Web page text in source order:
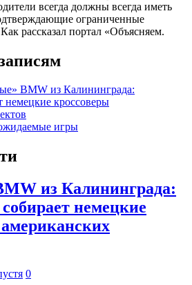
всегда должны всегда иметь
ограниченные
рассказал портал «Объясняем.
BMW из Калининграда:
немецкие кроссоверы
игры
из Калининграда:
немецкие
0